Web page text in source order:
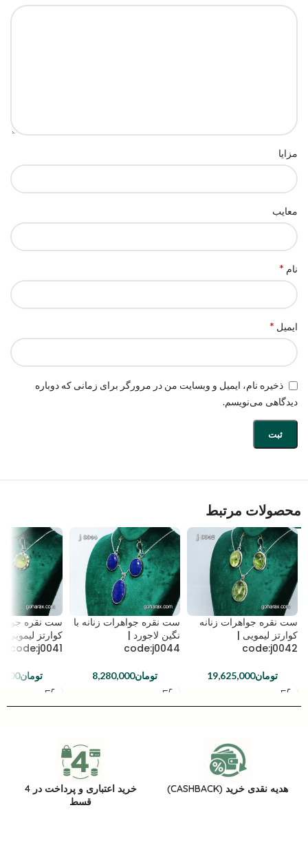
مزایا
معایب
نام *
ایمیل *
ذخیره نام، ایمیل و وبسایت من در مرورگر برای زمانی که دوباره
دیدگاهی می‌نویسم.
محصولات مرتبط
ست نقره جواهرات زنانه
کوارتز لیمویی |
code:j0042
تومان19,625,000
ست نقره جواهرات زنانه با
نگین لاجورد |
code:j0044
تومان8,280,000
ست نقره
کوارتز لیمویی |
code:j0041
تومان
هدیه نقدی خرید (CASHBACK)
خرید اعتباری و پرداخت در 4
قسط